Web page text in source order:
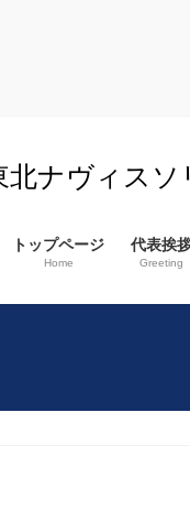
北ナヴィスソ
トップページ
Home
代表挨
Greeting